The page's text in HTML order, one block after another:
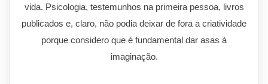
vida. Psicologia, testemunhos na primeira pessoa, livros
publicados e, claro, não podia deixar de fora a criatividade
porque considero que é fundamental dar asas à
imaginação.